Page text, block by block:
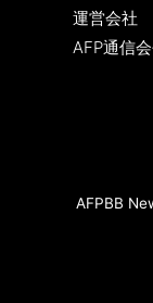
運営会社
AFP通信
AFPBB